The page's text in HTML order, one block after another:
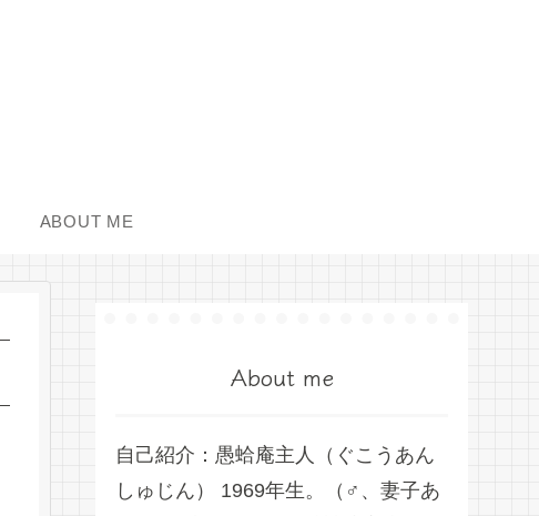
ABOUT ME
About me
自己紹介：愚蛤庵主人（ぐこうあん
しゅじん） 1969年生。（♂、妻子あ